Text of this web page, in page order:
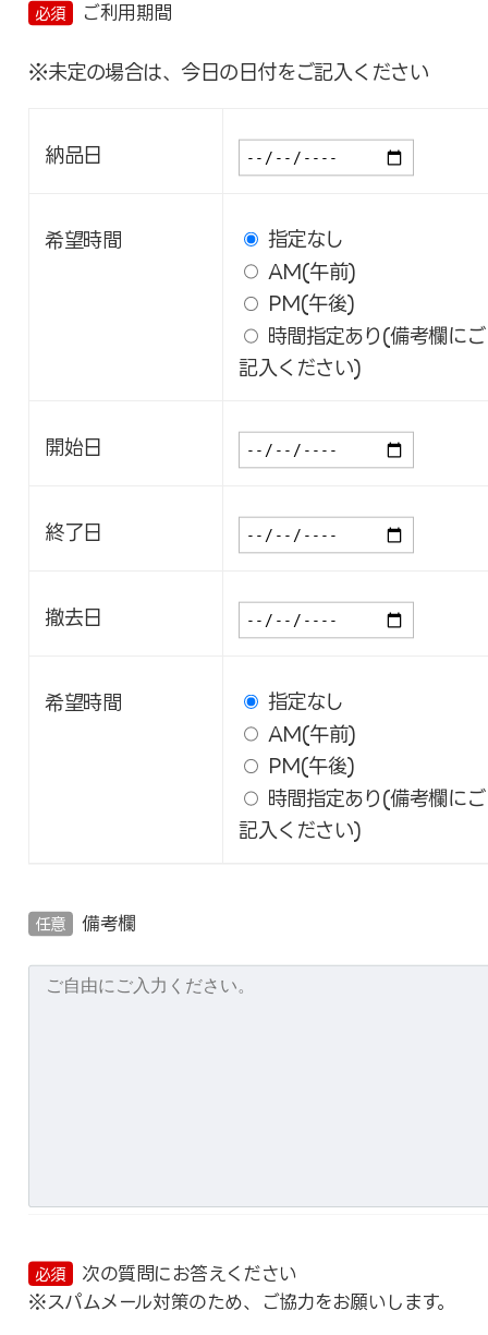
必須 ご利用期間
※未定の場合は、今日の日付をご記入ください
納品日
希望時間
指定なし
AM(午前)
PM(午後)
時間指定あり(備考欄にご
記入ください)
開始日
終了日
撤去日
希望時間
指定なし
AM(午前)
PM(午後)
時間指定あり(備考欄にご
記入ください)
任意 備考欄
必須 次の質問にお答えください
※スパムメール対策のため、ご協力をお願いします。